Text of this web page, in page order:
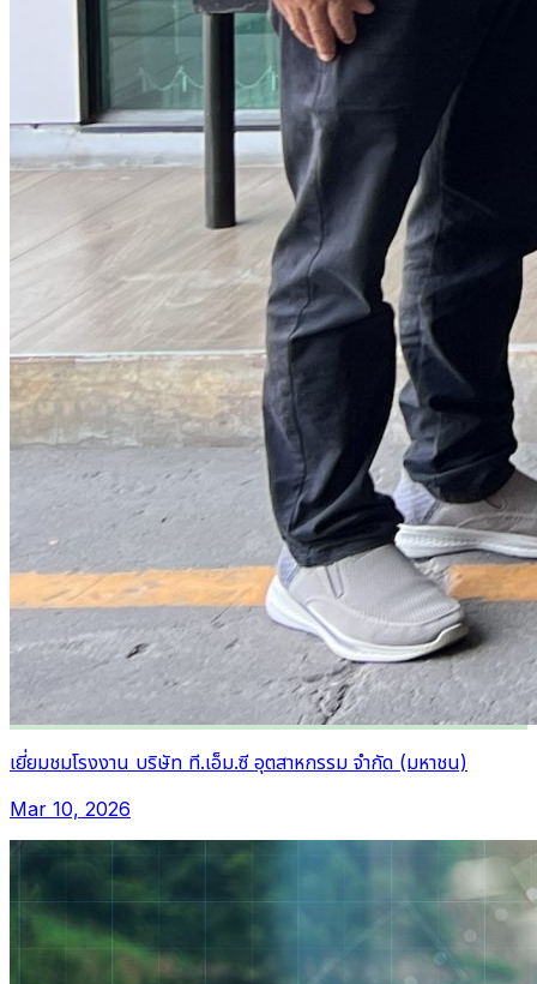
เยี่ยมชมโรงงาน บริษัท ที.เอ็ม.ซี อุตสาหกรรม จำกัด (มหาชน)
Mar 10, 2026